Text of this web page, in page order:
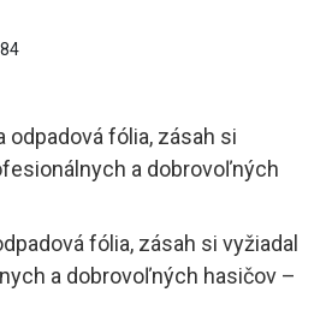
fólia, zásah si vyžiadal
a dobrovoľných hasičov –